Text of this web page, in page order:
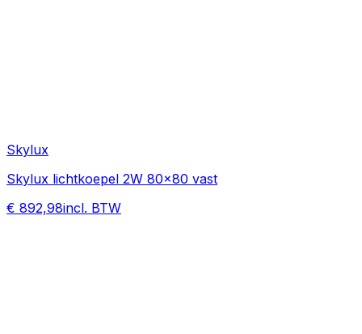
Skylux
Skylux lichtkoepel 2W 80x80 vast
€ 892,98incl. BTW